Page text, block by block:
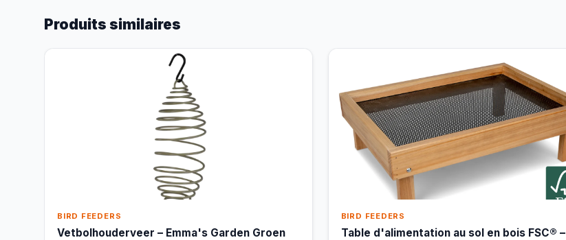
Produits similaires
BIRD FEEDERS
Vetbolhouderveer – Emma's Garden Groen
BIRD FEEDERS
Table d'alimentation au sol en bois FSC® –